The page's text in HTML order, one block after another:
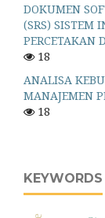
DOKUMEN
(SRS) SISTEM
PERCETAKAN
18
ANALISA
MANAJEMEN
18
KEYWORDS